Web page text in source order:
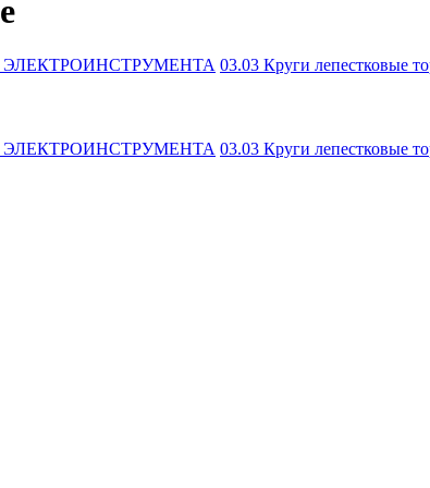
03.03 Круги лепестковые
03.03 Круги лепестковые